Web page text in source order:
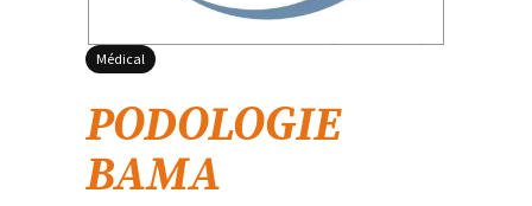
Médical
PODOLOGIE
BAMA